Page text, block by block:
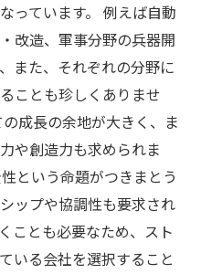
っています。 例えば自動
改造、軍事分野の兵器開
また、それぞれの分野に
ことも珍しくありませ
成長の余地が大きく、ま
や創造力も求められま
という命題がつきまとう
ップや協調性も要求され
ことも必要なため、スト
いる会社を選択すること